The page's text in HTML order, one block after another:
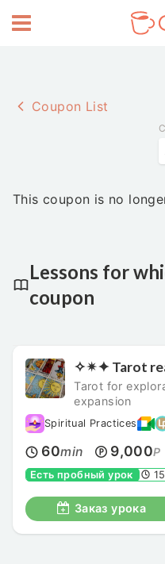
Coupon List
This coupon is no
Lessons for
coupon
✧✴︎✦ Tarot
Tarot for
expansion
Spiritual Practices
60min 9,000P
Есть пробный урок 15
Заказ урока